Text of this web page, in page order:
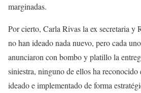
marginadas.
Por cierto, Carla Rivas la ex secretaria y
no han ideado nada nuevo, pero cada
anunciaron con bombo y platillo la
siniestra, ninguno de ellos ha
ideado e implementado de forma